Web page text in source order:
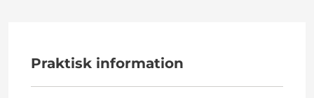
Praktisk information